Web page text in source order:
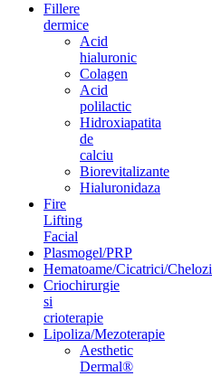
Fillere
dermice
Acid
hialuronic
Colagen
Acid
polilactic
Hidroxiapatita
de
calciu
Biorevitalizante
Hialuronidaza
Fire
Lifting
Facial
Plasmogel/PRP
Hematoame/Cicatrici/Chelozi
Criochirurgie
si
crioterapie
Lipoliza/Mezoterapie
Aesthetic
Dermal®